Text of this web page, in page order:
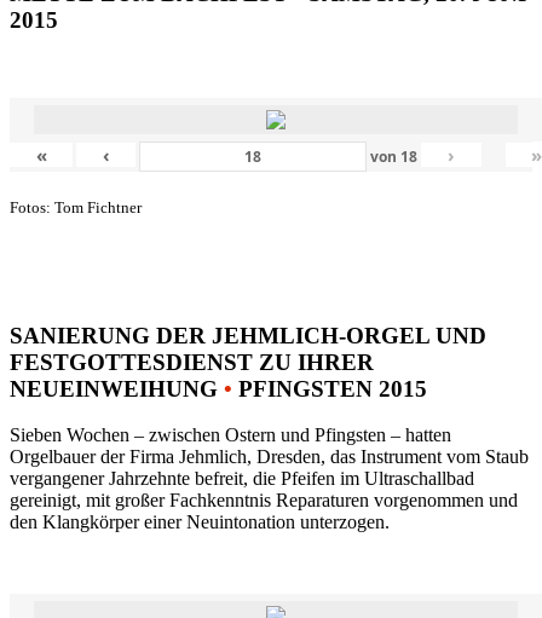
2015
« ‹ von 18 › »
Fotos: Tom Fichtner
SANIERUNG DER JEHMLICH-ORGEL UND
FESTGOTTESDIENST ZU IHRER
NEUEINWEIHUNG • PFINGSTEN 2015
Sieben Wochen – zwischen Ostern und Pfingsten – hatten
Orgelbauer der Firma Jehmlich, Dresden, das Instrument vom Staub
vergangener Jahrzehnte befreit, die Pfeifen im Ultraschallbad
gereinigt, mit großer Fachkenntnis Reparaturen vorgenommen und
den Klangkörper einer Neuintonation unterzogen.